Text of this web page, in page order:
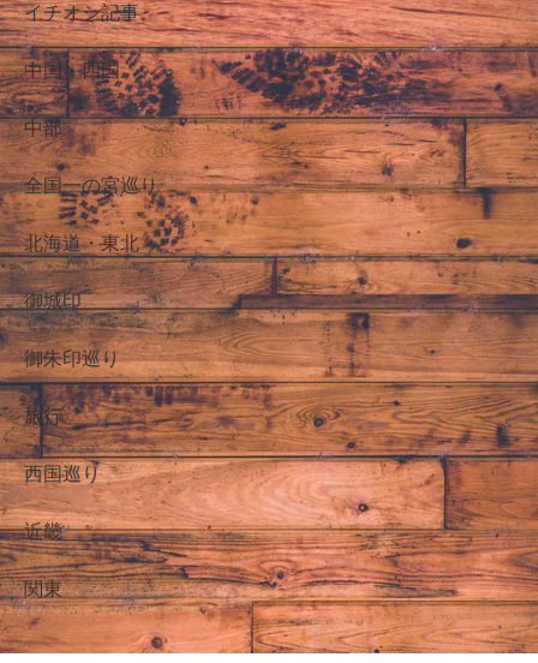
イチオシ記事
中国・四国
中部
全国一の宮巡り
北海道・東北
御城印
御朱印巡り
旅行
西国巡り
近畿
関東